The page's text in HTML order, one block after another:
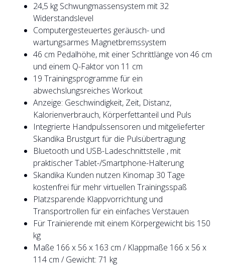
24,5 kg Schwungmassensystem mit 32
Widerstandslevel
Computergesteuertes geräusch- und
wartungsarmes Magnetbremssystem
46 cm Pedalhöhe, mit einer Schrittlänge von 46 cm
und einem Q-Faktor von 11 cm
19 Trainingsprogramme für ein
abwechslungsreiches Workout
Anzeige: Geschwindigkeit, Zeit, Distanz,
Kalorienverbrauch, Körperfettanteil und Puls
Integrierte Handpulssensoren und mitgelieferter
Skandika Brustgurt für die Pulsübertragung
Bluetooth und USB-Ladeschnittstelle , mit
praktischer Tablet-/Smartphone-Halterung
Skandika Kunden nutzen Kinomap 30 Tage
kostenfrei für mehr virtuellen Trainingsspaß
Platzsparende Klappvorrichtung und
Transportrollen für ein einfaches Verstauen
Für Trainierende mit einem Körpergewicht bis 150
kg
Maße 166 x 56 x 163 cm / Klappmaße 166 x 56 x
114 cm / Gewicht: 71 kg